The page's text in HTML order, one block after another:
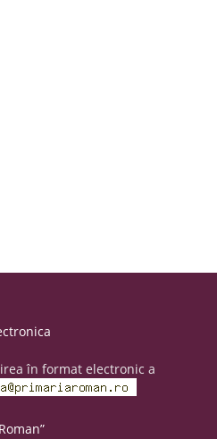
în format electronic a